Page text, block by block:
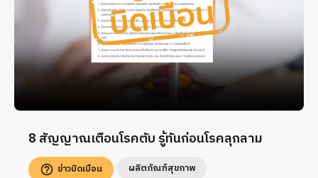
8 สัญญาณเตือนโรคตับ รู้ทันก่อนโรคลุกลาม
ข่าวบิดเบือน ผลิตภัณฑ์สุขภาพ